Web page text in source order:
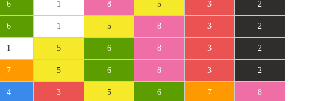
6 1 8 5 3 2
6 1 5 8 3 2
1 5 6 8 3 2
7 5 6 8 3 2
4 3 5 6 7 8